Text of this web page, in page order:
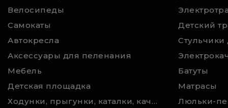
Велосипеды
Самокаты
Детский
Автокресла
Аксессуары для пеленания
Мебель
Батуты
Детская площадка
Матрасы
Ходунки, прыгунки, каталки, качалки,
Люльки-